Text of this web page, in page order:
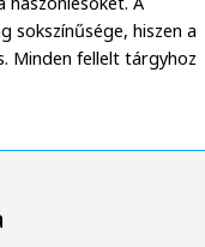
sokszínűsége, hiszen a
Minden fellelt tárgyhoz